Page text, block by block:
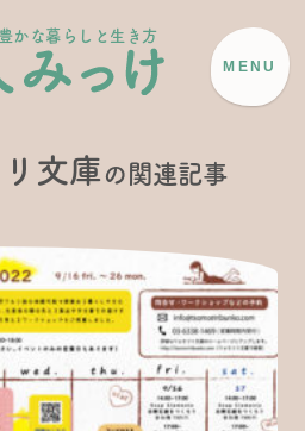
かな暮らしと生き方
MENU
文庫 の関連記事